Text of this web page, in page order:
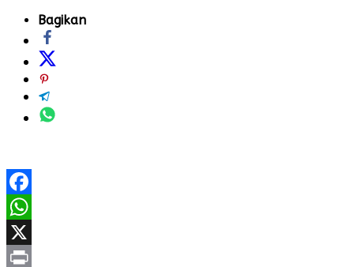
Bagikan
Facebook
WhatsApp
X